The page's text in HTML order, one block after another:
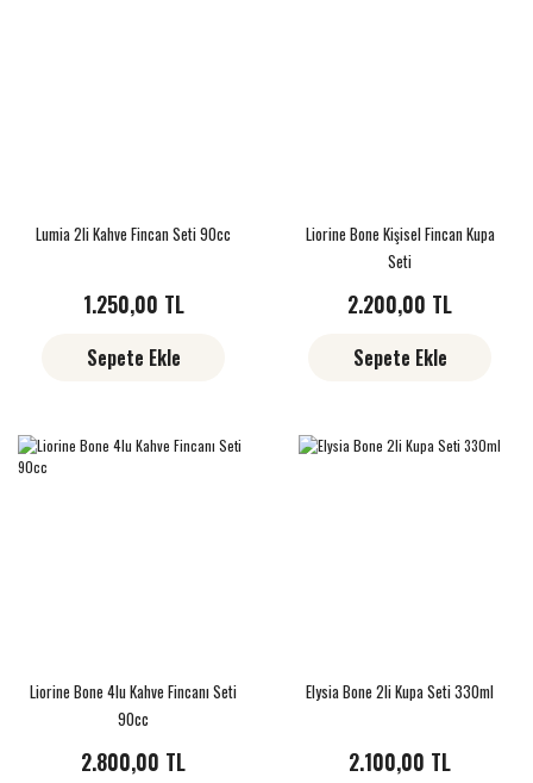
Lumia 2li Kahve Fincan Seti 90cc
1.250,00 TL
Sepete Ekle
Liorine Bone Kişisel Fincan Kupa
Seti
2.200,00 TL
Sepete Ekle
Liorine Bone 4lu Kahve Fincanı Seti
90cc
2.800,00 TL
Elysia Bone 2li Kupa Seti 330ml
2.100,00 TL